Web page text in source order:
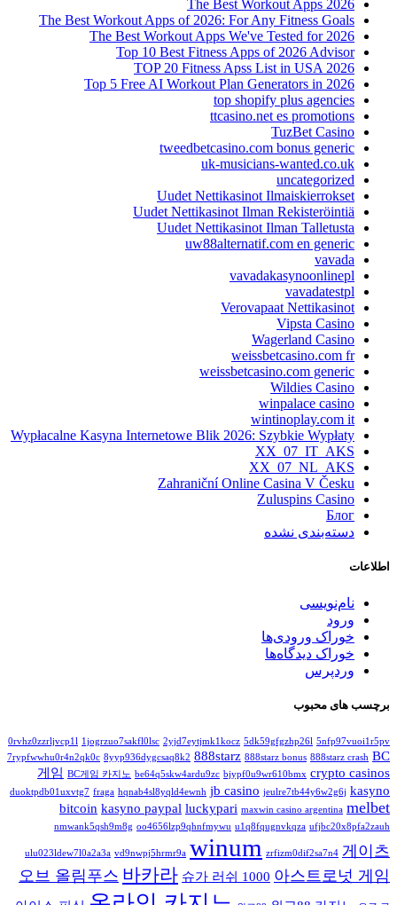
The Best Workout Apps 2026
The Best Workout Apps of 2026: For Any Fitness Goals
The Best Workout Apps We've Tested for 2026
Top 10 Best Fitness Apps of 2026 Advisor
TOP 20 Fitness Apss List in USA 2026
Top 5 Free AI Workout Plan Generators in 2026
top shopify plus agencies
ttcasino.net es promotions
TuzBet Casino
tweedbetcasino.com bonus generic
uk-musicians-wanted.co.uk
uncategorized
Uudet Nettikasinot Ilmaiskierrokset
Uudet Nettikasinot Ilman Rekisteröintiä
Uudet Nettikasinot Ilman Talletusta
uw88alternatif.com en generic
vavada
vavadakasynoonlinepl
vavadatestpl
Verovapaat Nettikasinot
Vipsta Casino
Wagerland Casino
weissbetcasino.com fr
weissbetcasino.com generic
Wildies Casino
winpalace casino
wintinoplay.com it
Wypłacalne Kasyna Internetowe Blik 2026: Szybkie Wypłaty
XX_07_IT_AKS
XX_07_NL_AKS
Zahraniční Online Casina V Česku
Zuluspins Casino
Блог
دسته‌بندی نشده
اطلاعات
نام‌نویسی
ورود
خوراک ورودی‌ها
خوراک دیدگاه‌ها
وردپرس
برچسب های محبوب
0rvhz0zzrljvcp1l 1jogrzuo7sakfl0lsc 2yjd7eytjmk1kocz 5dk59gfgzhp26l 5nfp97vuoi1r5pv
7rypfwwhu0r4n2qk0c 8yyp936dygcsaq8k2 888starz 888starz bonus 888starz crash BC
게임 BC게임 카지노 be64q5skw4ardu9zc bjypf0u9wr610bmx crypto casinos
duoktpdb01uxvtg7 fraga hqnab4sl8yqld4ewnh jb casino jeulre7tb44y6w2g6j kasyno
bitcoin kasyno paypal luckypari maxwin casino argentina melbet
nmwank5qsh9m8g oo4656lzp9qhnfmywu u1q8fqugnvkqza ufjbc20x8pfa2zauh
ulu023ldew7l0a2a3a vd9nwpj5hrmr9a winum zrfizm0dif2sa7n4 게이츠
오브 올림푸스 바카라 슈가 러쉬 1000 아스트로넛 게임